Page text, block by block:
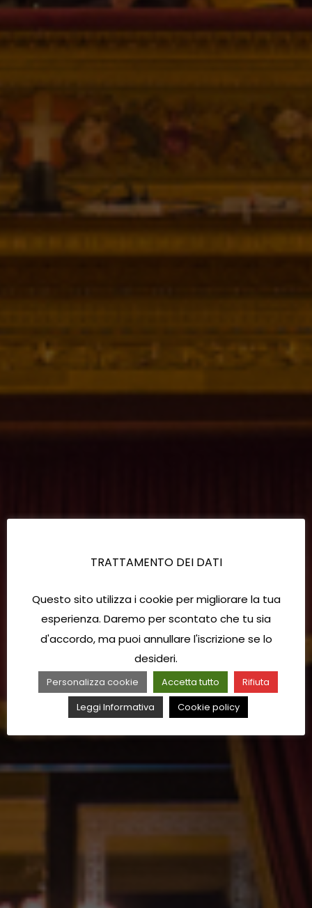
TRATTAMENTO DEI DATI
Questo sito utilizza i cookie per migliorare la tua
esperienza. Daremo per scontato che tu sia
d'accordo, ma puoi annullare l'iscrizione se lo
desideri.
Personalizza cookie Accetta tutto
Rifiuta
Leggi Informativa
Cookie policy